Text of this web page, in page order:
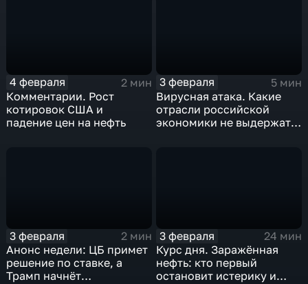
4 февраля
2 мин
Комментарии. Рост
котировок США и
падение цен на нефть
3 февраля
5 мин
Вирусная атака. Какие
отрасли российской
экономики не выдержат
3 февраля
2 мин
Анонс недели: ЦБ примет
решение по ставке, а
Трамп начнёт
3 февраля
24 мин
Курс дня. Заражённая
нефть: кто первый
остановит истерику и